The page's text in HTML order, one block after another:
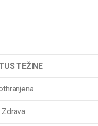
TEŽINE
Zdrava